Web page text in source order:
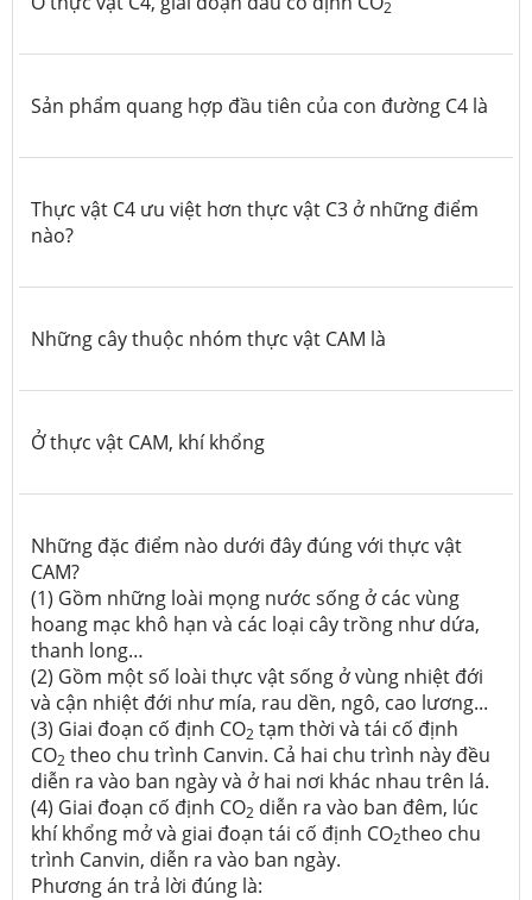
2
Sản phẩm quang hợp đầu tiên của con đường C4 là
Thực vật C4 ưu việt hơn thực vật C3 ở những điểm
nào?
Những cây thuộc nhóm thực vật CAM là
Ở thực vật CAM, khí khổng
Những đặc điểm nào dưới đây đúng với thực vật
CAM?
(1) Gồm những loài mọng nước sống ở các vùng
hoang mạc khô hạn và các loại cây trồng như dứa,
thanh long…
(2) Gồm một số loài thực vật sống ở vùng nhiệt đới
và cận nhiệt đới như mía, rau dền, ngô, cao lương...
(3) Giai đoạn cố định CO2 tạm thời và tái cố định
CO2 theo chu trình Canvin. Cả hai chu trình này đều
diễn ra vào ban ngày và ở hai nơi khác nhau trên lá.
(4) Giai đoạn cố định CO2 diễn ra vào ban đêm, lúc
khí khổng mở và giai đoạn tái cố định CO2theo chu
trình Canvin, diễn ra vào ban ngày.
Phương án trả lời đúng là: